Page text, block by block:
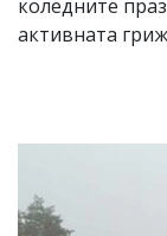
коледните
активната